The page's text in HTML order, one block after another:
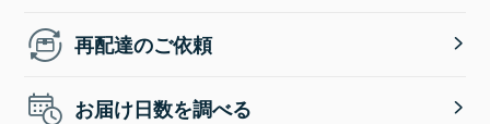
再配達のご依頼
お届け日数を調べる